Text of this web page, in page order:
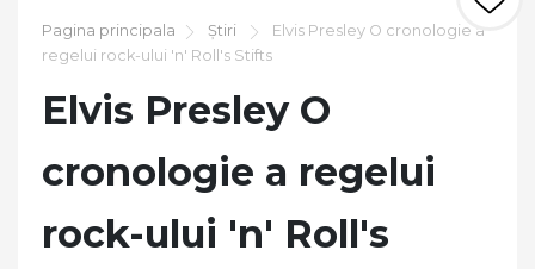
Pagina principala Știri
Elvis Presley O cronologie a
regelui rock-ului 'n' Roll's Stifts
Elvis Presley O
cronologie a regelui
rock-ului 'n' Roll's